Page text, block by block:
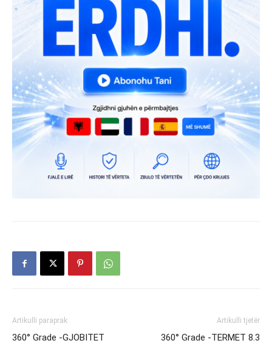
Artikulli paraprak
360° Grade -GJOBITET
Artikulli tjetër
360° Grade -TERMET 8.3